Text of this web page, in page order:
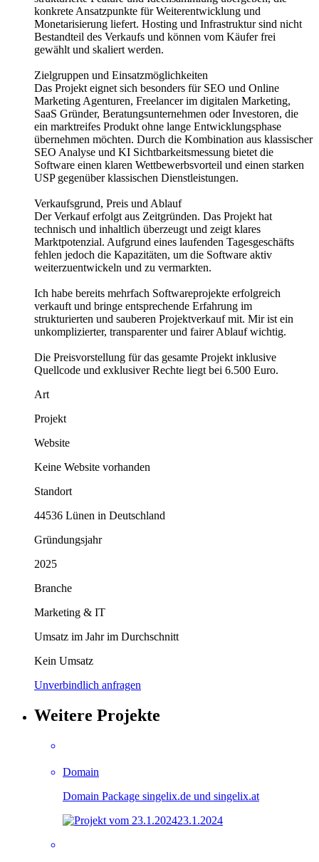
konkrete Ansatzpunkte für Weiterentwicklung und
Monetarisierung liefert. Hosting und Infrastruktur sind nicht
Bestandteil des Verkaufs und können vom Käufer frei
gewählt und skaliert werden.
Zielgruppen und Einsatzmöglichkeiten
Das Projekt eignet sich besonders für SEO und Online
Marketing Agenturen, Freelancer im digitalen Marketing,
SaaS Gründer, Beratungsunternehmen oder Investoren, die
ein marktreifes Produkt ohne lange Entwicklungsphase
übernehmen möchten. Durch die Kombination aus klassischer
SEO Analyse und KI Sichtbarkeitsmessung bietet die
Software einen klaren Wettbewerbsvorteil und einen starken
USP gegenüber klassischen Dienstleistungen.
Verkaufsgrund, Preis und Ablauf
Der Verkauf erfolgt aus Zeitgründen. Das Projekt hat
technisch und inhaltlich überzeugt und zeigt klares
Marktpotenzial. Aufgrund eines laufenden Tagesgeschäfts
fehlen jedoch die Kapazitäten, um die Software aktiv
weiterzuentwickeln und zu vermarkten.
Ich habe bereits mehrfach Softwareprojekte erfolgreich
verkauft und bringe entsprechende Erfahrung im
strukturierten und sauberen Projektverkauf mit. Mir ist ein
unkomplizierter, transparenter und fairer Ablauf wichtig.
Die Preisvorstellung für das gesamte Projekt inklusive
Quellcode und exklusiver Rechte liegt bei 6.500 Euro.
Art
Projekt
Website
Keine Website vorhanden
Standort
44536 Lünen in Deutschland
Gründungsjahr
2025
Branche
Marketing & IT
Umsatz im Jahr im Durchschnitt
Kein Umsatz
Unverbindlich anfragen
Weitere Projekte
Domain
Domain Package singelix.de und singelix.at
23.1.2024